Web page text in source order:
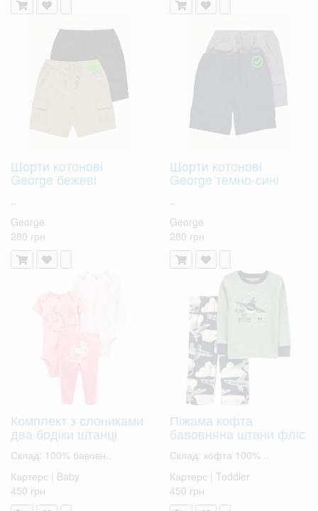
Шорти котонові
George бежеві
George
280 грн
Шорти котонові
George темно-сині
George
280 грн
Комплект з слониками
два бодіки штанці
Склад: 100% бавовн..
Картерс | Baby
450 грн
Піжама кофта
бавовняна штани фліс
Склад: кофта 100% ..
Картерс | Toddler
450 грн